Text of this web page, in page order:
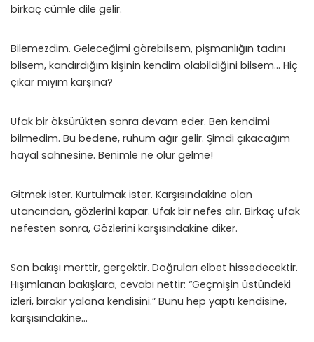
birkaç cümle dile gelir.
Bilemezdim. Geleceğimi görebilsem, pişmanlığın tadını
bilsem, kandırdığım kişinin kendim olabildiğini bilsem… Hiç
çıkar mıyım karşına?
Ufak bir öksürükten sonra devam eder. Ben kendimi
bilmedim. Bu bedene, ruhum ağır gelir. Şimdi çıkacağım
hayal sahnesine. Benimle ne olur gelme!
Gitmek ister. Kurtulmak ister. Karşısındakine olan
utancından, gözlerini kapar. Ufak bir nefes alır. Birkaç ufak
nefesten sonra, Gözlerini karşısındakine diker.
Son bakışı merttir, gerçektir. Doğruları elbet hissedecektir.
Hışımlanan bakışlara, cevabı nettir: “Geçmişin üstündeki
izleri, bırakır yalana kendisini.” Bunu hep yaptı kendisine,
karşısındakine…